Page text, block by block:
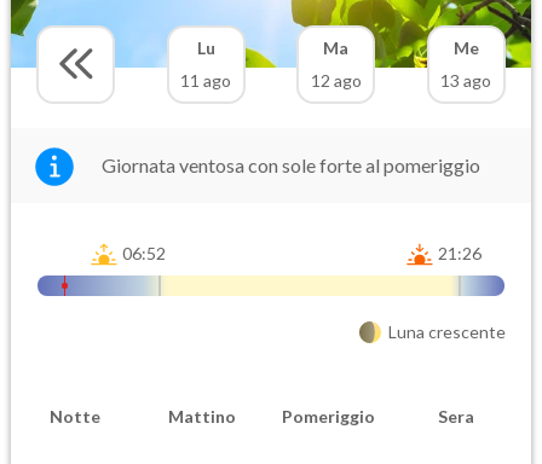
Lu
11 ago
Ma
12 ago
Me
13 ago
Giornata ventosa con sole forte al pomeriggio
06:52 21:26
Luna crescente
Notte Mattino Pomeriggio Sera